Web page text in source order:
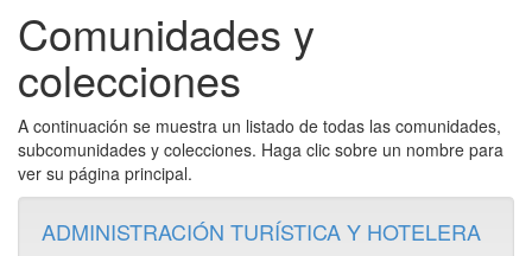
Comunidades y
colecciones
A continuación se muestra un listado de todas las comunidades,
subcomunidades y colecciones. Haga clic sobre un nombre para
ver su página principal.
ADMINISTRACIÓN TURÍSTICA Y HOTELERA